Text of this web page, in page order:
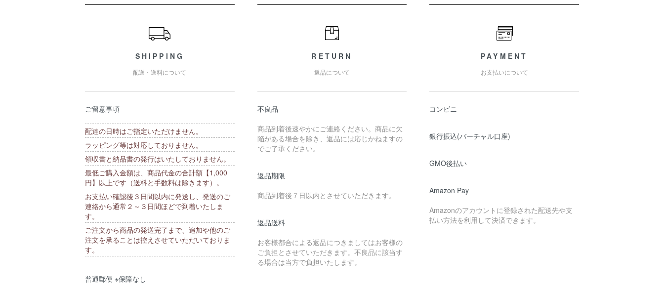
SHIPPING
配送・送料について
ご留意事項
配達の日時はご指定いただけません。
ラッピング等は対応しておりません。
領収書と納品書の発行はいたしておりません。
最低ご購入金額は、商品代金の合計額【1,000
円】以上です（送料と手数料は除きます）。
お支払い確認後３日間以内に発送し、発送のご
連絡から通常２～３日間ほどで到着いたしま
す。
ご注文から商品の発送完了まで、追加や他のご
注文を承ることは控えさせていただいておりま
す。
普通郵便 ※保障なし
RETURN
返品について
不良品
商品到着後速やかにご連絡ください。商品に欠
陥がある場合を除き、返品には応じかねますの
でご了承ください。
返品期限
商品到着後７日以内とさせていただきます。
返品送料
お客様都合による返品につきましてはお客様の
ご負担とさせていただきます。不良品に該当す
る場合は当方で負担いたします。
PAYMENT
お支払いについて
コンビニ
銀行振込(バーチャル口座)
GMO後払い
Amazon Pay
Amazonのアカウントに登録された配送先や支
払い方法を利用して決済できます。